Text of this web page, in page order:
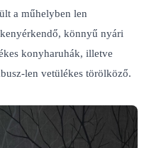
a műhelyben len
könnyű nyári
konyharuhák, illetve
len vetülékes törölköző.